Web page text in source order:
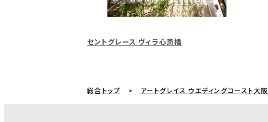
セントグレース ヴィラ心斎橋
総合トップ アートグレイス ウエディングコースト大阪